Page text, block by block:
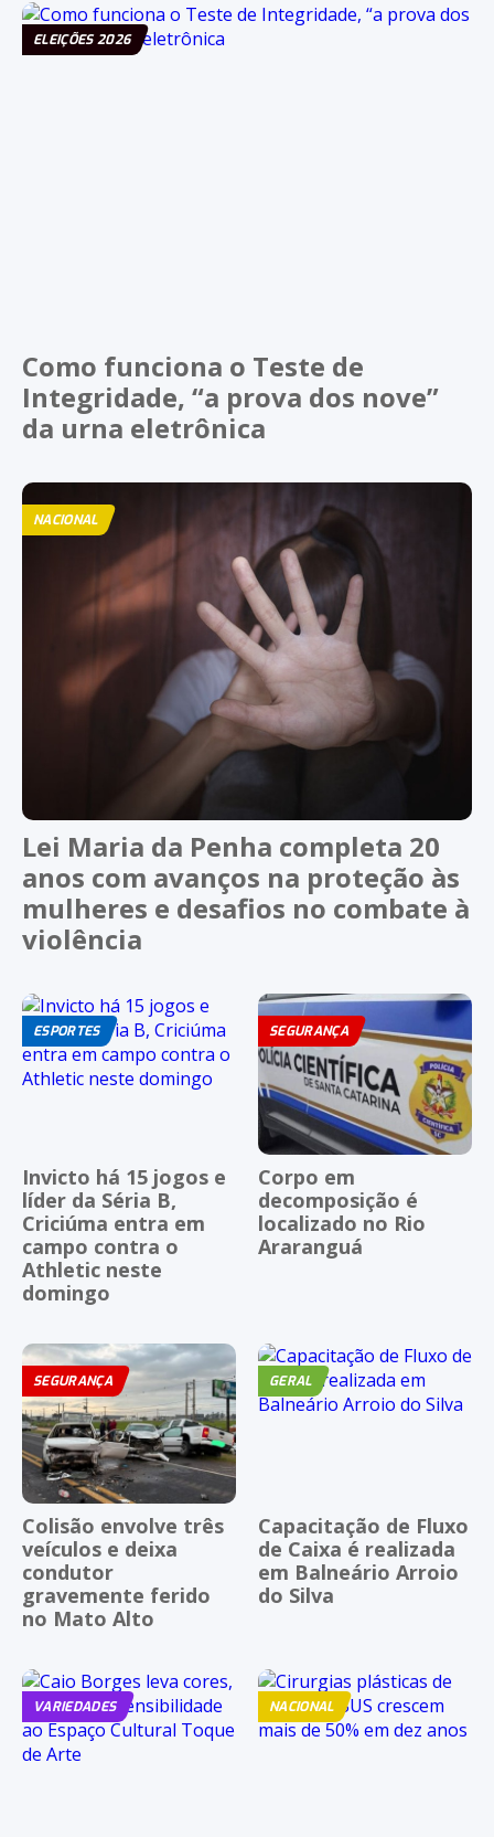
ELEIÇÕES 2026
Como funciona o Teste de
Integridade, “a prova dos nove”
da urna eletrônica
NACIONAL
Lei Maria da Penha completa 20
anos com avanços na proteção às
mulheres e desafios no combate à
violência
ESPORTES
Invicto há 15 jogos e
líder da Séria B,
Criciúma entra em
campo contra o
Athletic neste
domingo
SEGURANÇA
Corpo em
decomposição é
localizado no Rio
Araranguá
SEGURANÇA
Colisão envolve três
veículos e deixa
condutor
gravemente ferido
no Mato Alto
GERAL
Capacitação de Fluxo
de Caixa é realizada
em Balneário Arroio
do Silva
VARIEDADES NACIONAL